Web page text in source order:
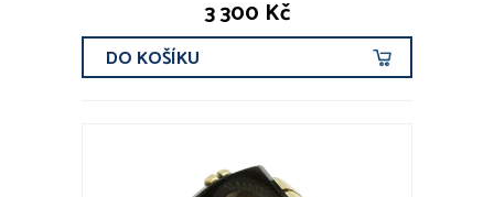
3 300 Kč
DO KOŠÍKU